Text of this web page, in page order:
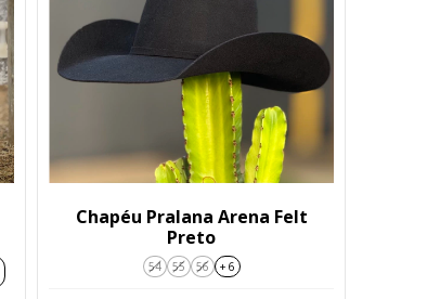
Chapéu Pralana Arena Felt
Preto
54 55 56 + 6